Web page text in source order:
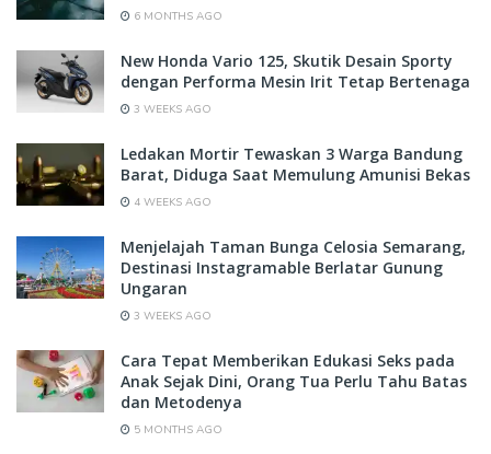
6 MONTHS AGO
New Honda Vario 125, Skutik Desain Sporty
dengan Performa Mesin Irit Tetap Bertenaga
3 WEEKS AGO
Ledakan Mortir Tewaskan 3 Warga Bandung
Barat, Diduga Saat Memulung Amunisi Bekas
4 WEEKS AGO
Menjelajah Taman Bunga Celosia Semarang,
Destinasi Instagramable Berlatar Gunung
Ungaran
3 WEEKS AGO
Cara Tepat Memberikan Edukasi Seks pada
Anak Sejak Dini, Orang Tua Perlu Tahu Batas
dan Metodenya
5 MONTHS AGO